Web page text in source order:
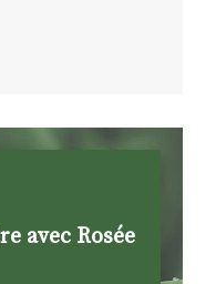
avec Rosée